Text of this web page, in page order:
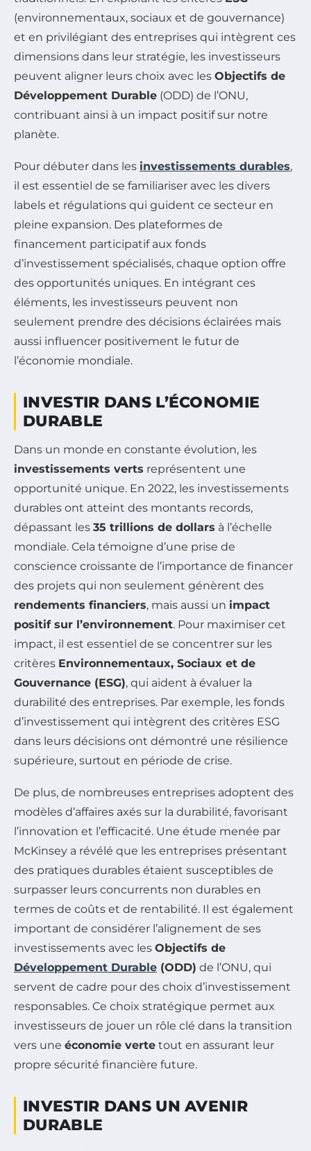
(environnementaux, sociaux et de gouvernance)
et en privilégiant des entreprises qui intègrent ces
dimensions dans leur stratégie, les investisseurs
peuvent aligner leurs choix avec les Objectifs de
Développement Durable (ODD) de l’ONU,
contribuant ainsi à un impact positif sur notre
planète.
Pour débuter dans les investissements durables,
il est essentiel de se familiariser avec les divers
labels et régulations qui guident ce secteur en
pleine expansion. Des plateformes de
financement participatif aux fonds
d’investissement spécialisés, chaque option offre
des opportunités uniques. En intégrant ces
éléments, les investisseurs peuvent non
seulement prendre des décisions éclairées mais
aussi influencer positivement le futur de
l’économie mondiale.
INVESTIR DANS L’ÉCONOMIE
DURABLE
Dans un monde en constante évolution, les
investissements verts représentent une
opportunité unique. En 2022, les investissements
durables ont atteint des montants records,
dépassant les 35 trillions de dollars à l’échelle
mondiale. Cela témoigne d’une prise de
conscience croissante de l’importance de financer
des projets qui non seulement génèrent des
rendements financiers, mais aussi un impact
positif sur l’environnement. Pour maximiser cet
impact, il est essentiel de se concentrer sur les
critères Environnementaux, Sociaux et de
Gouvernance (ESG), qui aident à évaluer la
durabilité des entreprises. Par exemple, les fonds
d’investissement qui intègrent des critères ESG
dans leurs décisions ont démontré une résilience
supérieure, surtout en période de crise.
De plus, de nombreuses entreprises adoptent des
modèles d’affaires axés sur la durabilité, favorisant
l’innovation et l’efficacité. Une étude menée par
McKinsey a révélé que les entreprises présentant
des pratiques durables étaient susceptibles de
surpasser leurs concurrents non durables en
termes de coûts et de rentabilité. Il est également
important de considérer l’alignement de ses
investissements avec les Objectifs de
Développement Durable (ODD) de l’ONU, qui
servent de cadre pour des choix d’investissement
responsables. Ce choix stratégique permet aux
investisseurs de jouer un rôle clé dans la transition
vers une économie verte tout en assurant leur
propre sécurité financière future.
INVESTIR DANS UN AVENIR
DURABLE